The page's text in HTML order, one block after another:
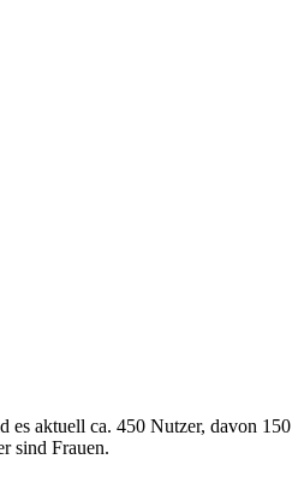
es aktuell ca. 450 Nutzer, davon 150
sind Frauen.